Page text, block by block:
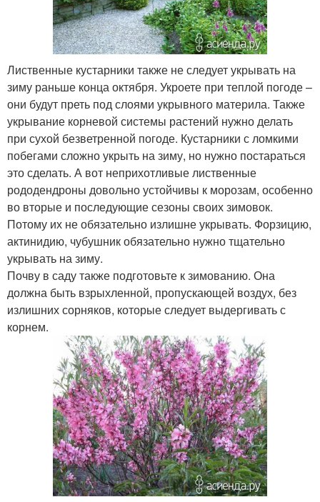
Лиственные кустарники также не следует укрывать на
зиму раньше конца октября. Укроете при теплой погоде –
они будут преть под слоями укрывного материла. Также
укрывание корневой системы растений нужно делать
при сухой безветренной погоде. Кустарники с ломкими
побегами сложно укрыть на зиму, но нужно постараться
это сделать. А вот неприхотливые лиственные
рододендроны довольно устойчивы к морозам, особенно
во вторые и последующие сезоны своих зимовок.
Потому их не обязательно излишне укрывать. Форзицию,
актинидию, чубушник обязательно нужно тщательно
укрывать на зиму.
Почву в саду также подготовьте к зимованию. Она
должна быть взрыхленной, пропускающей воздух, без
излишних сорняков, которые следует выдергивать с
корнем.